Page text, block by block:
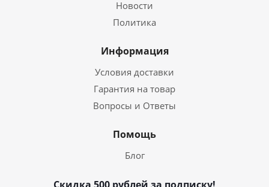
Новости
Политика
Информация
Условия доставки
Гарантия на товар
Вопросы и Ответы
Помощь
Блог